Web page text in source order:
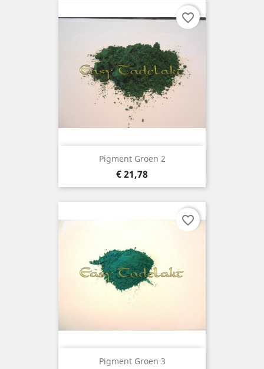
Pigment Groen 2
Prijs
€ 21,78
favorite_border
Pigment Groen 3
favorite_border